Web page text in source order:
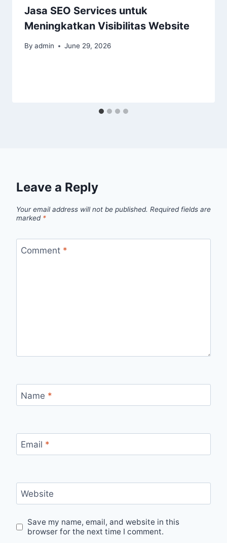
Jasa SEO Services untuk
Meningkatkan Visibilitas Website
By admin June 29, 2026
Leave a Reply
Your email address will not be published. Required fields are
marked *
Comment *
Name *
Email *
Website
Save my name, email, and website in this
browser for the next time I comment.